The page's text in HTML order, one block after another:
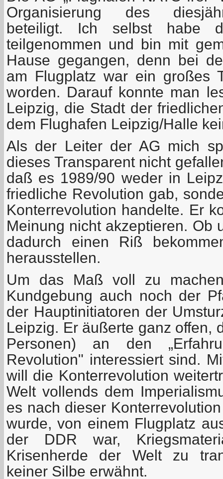
Organisierung des
beteiligt. Ich selbst habe
teilgenommen und bin mit
Hause gegangen, denn bei
am Flugplatz war ein großes
worden. Darauf konnte man
Leipzig, die Stadt der
dem Flughafen Leipzig/Halle
Als der Leiter der AG mich
dieses Transparent nicht
daß es 1989/90 weder in
friedliche Revolution gab,
Konterrevolution handelte. Er
Meinung nicht akzeptieren. Ob
dadurch einen Riß
herausstellen.
Um das Maß voll zu
Kundgebung auch noch der
der Hauptinitiatoren der
Leipzig. Er äußerte ganz offen,
Personen) an den
Revolution" interessiert sind.
will die Konterrevolution
Welt vollends dem
es nach dieser
wurde, von einem Flugplatz
der DDR war,
Krisenherde der Welt zu
keiner Silbe erwähnt.